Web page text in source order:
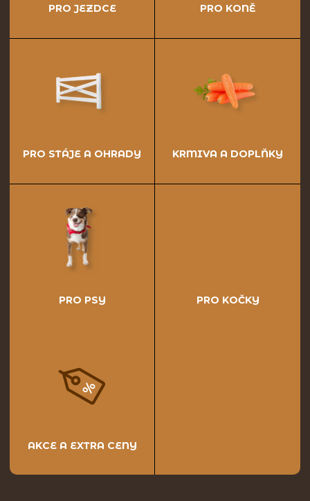
PRO JEZDCE PRO KONĚ
PRO STÁJE A OHRADY KRMIVA A DOPLŇKY
PRO PSY PRO KOČKY
AKCE A EXTRA CENY